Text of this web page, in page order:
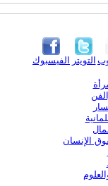
الفيسبوك التويتر
الإنسان